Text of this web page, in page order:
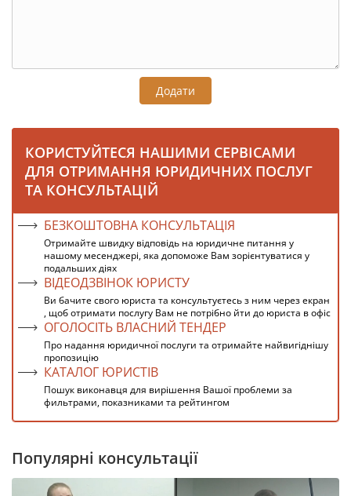
Додати
КОРИСТУЙТЕСЯ НАШИМИ СЕРВІСАМИ
ДЛЯ ОТРИМАННЯ ЮРИДИЧНИХ ПОСЛУГ
ТА КОНСУЛЬТАЦІЙ
БЕЗКОШТОВНА КОНСУЛЬТАЦІЯ
Отримайте швидку відповідь на юридичне питання у
нашому месенджері, яка допоможе Вам зорієнтуватися у
подальших діях
ВІДЕОДЗВІНОК ЮРИСТУ
Ви бачите свого юриста та консультуєтесь з ним через екран
, щоб отримати послугу Вам не потрібно йти до юриста в офіс
ОГОЛОСІТЬ ВЛАСНИЙ ТЕНДЕР
Про надання юридичної послуги та отримайте найвигіднішу
пропозицію
КАТАЛОГ ЮРИСТІВ
Пошук виконавця для вирішення Вашої проблеми за
фильтрами, показниками та рейтингом
Популярні консультації